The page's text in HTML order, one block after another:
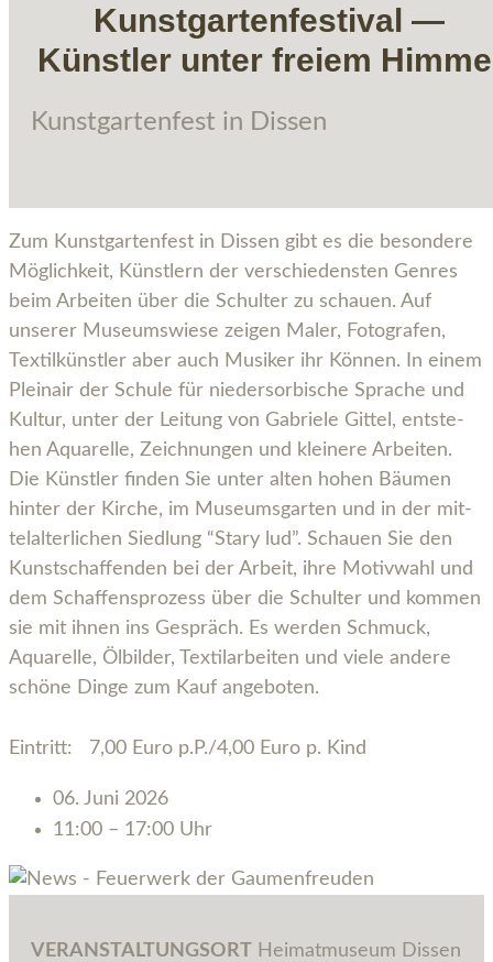
Kunstgartenfestival —
Künstler unter freiem
Kunst­gar­ten­fest in Dissen
Zum Kunst­gar­ten­fest in Dis­sen gibt es die beson­de­re
Mög­lich­keit, Künst­lern der ver­schie­dens­ten Gen­res
beim Arbei­ten über die Schul­ter zu schau­en. Auf
unse­rer Muse­ums­wie­se zei­gen Maler, Foto­gra­fen,
Tex­til­künst­ler aber auch Musi­ker ihr Kön­nen. In einem
Plein­air der Schu­le für nie­der­sor­bi­sche Spra­che und
Kul­tur, unter der Lei­tung von Gabrie­le Git­tel, ent­ste­
hen Aqua­rel­le, Zeich­nun­gen und klei­ne­re Arbei­ten.
Die Künst­ler fin­den Sie unter alten hohen Bäu­men
hin­ter der Kir­che, im Muse­ums­gar­ten und in der mit­
tel­al­ter­li­chen Sied­lung “Sta­ry lud”. Schau­en Sie den
Kunst­schaf­fen­den bei der Arbeit, ihre Motiv­wahl und
dem Schaf­fens­pro­zess über die Schul­ter und kom­men
sie mit ihnen ins Gespräch. Es wer­den Schmuck,
Aqua­rel­le, Ölbil­der, Tex­til­ar­bei­ten und vie­le ande­re
schö­ne Din­ge zum Kauf angeboten.
Ein­tritt: 7,00 Euro p.P./4,00 Euro p. Kind
06. Juni 2026
11:00 – 17:00 Uhr
VERANSTALTUNGSORT Hei­mat­mu­se­um Dis­sen